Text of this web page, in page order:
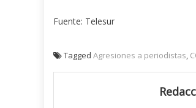
Fuente: Telesur
Tagged Agresiones a periodistas,